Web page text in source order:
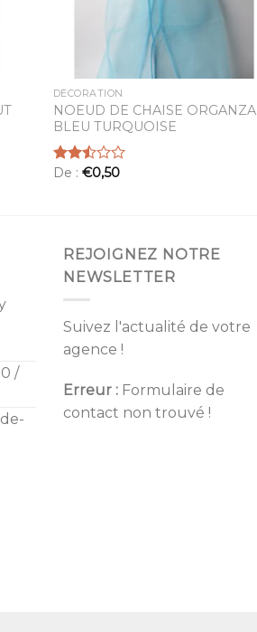
DÉCORATION
NOEUD DE CHAISE ORGANZA
BLEU TURQUOISE
Note
De : €0,50
/
REJOIGNEZ NOTRE
NEWSLETTER
Suivez l'actualité de votre
agence !
Erreur : Formulaire de
contact non trouvé !